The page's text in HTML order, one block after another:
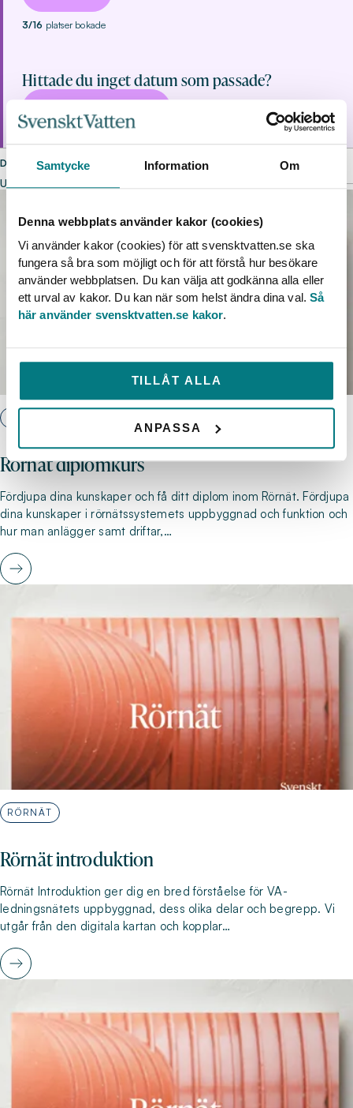
Samtycke Information Om
Denna webbplats använder kakor (cookies)
Vi använder kakor (cookies) för att svensktvatten.se ska
fungera så bra som möjligt och för att förstå hur besökare
använder webbplatsen. Du kan välja att godkänna alla eller
ett urval av kakor. Du kan när som helst ändra dina val.Så
här använder svensktvatten.se kakor.
TILLÅT ALLA
ANPASSA
3/16 platser bokade
Hittade du inget datum som passade?
DELA SIDAN
UPPTÄCK MER
Rörnät diplomkurs
Fördjupa dina kunskaper och få ditt diplom inom Rörnät. Fördjupa
dina kunskaper i rörnätssystemets uppbyggnad och funktion och
hur man anlägger samt driftar,…
RÖRNÄT
Rörnät introduktion
Rörnät Introduktion ger dig en bred förståelse för VA-
ledningsnätets uppbyggnad, dess olika delar och begrepp. Vi
utgår från den digitala kartan och kopplar…